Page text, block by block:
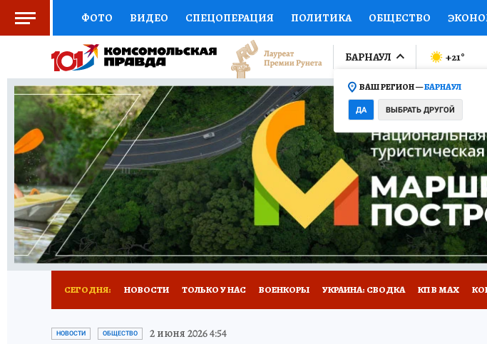
ФОТО ВИДЕО СПЕЦОПЕРАЦИЯ ПОЛИТИКА ОБЩЕСТВО
СОЦПОДДЕРЖКА НАУКА СПОРТ КОЛУМНИСТЫ ПРОИСШЕСТВИЯ
ВЫБОР ЭКСПЕРТОВ ДОКТОР ФИНАНСЫ ОТКРЫВАЕМ МИР Я ЗНАЮ
КНИЖНАЯ ПОЛКА ПРОГНОЗЫ НА СПОРТ ПРОМОКОДЫ СЕРИАЛЫ
ПРЕСС-ЦЕНТР НЕДВИЖИМОСТЬ ТЕЛЕВИЗОР КОЛЛЕКЦИИ
РАДИО КП РЕКЛАМА ТЕСТЫ НОВОЕ НА САЙТЕ
БАРНАУЛ
ВАШ РЕГИОН —БАРНАУЛ
ДА ВЫБРАТЬ ДРУГОЙ
+21°
СЕГОДНЯ: НОВОСТИ ТОЛЬКО У НАС ВОЕНКОРЫ УКРАИНА: СВОДКА КП В МАХ
АФИША ИСПЫТАНО НА СЕБЕ
НОВОСТИ ОБЩЕСТВО 2 июня 2026 4:54